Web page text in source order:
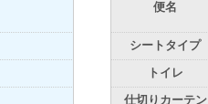
便名
シートタイプ
トイレ
仕切りカーテン